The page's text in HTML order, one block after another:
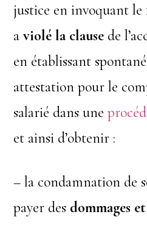
justice en invoquant le
aviolé la clause de
en établissant
attestation pour le
salarié dans une
et ainsi d’obtenir :
– la condamnation de
payer des dommages